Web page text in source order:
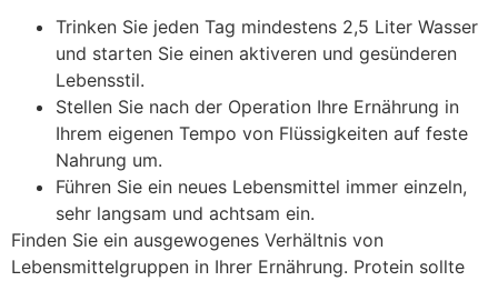
Trinken Sie jeden Tag mindestens 2,5 Liter Wasser
und starten Sie einen aktiveren und gesünderen
Lebensstil.
Stellen Sie nach der Operation Ihre Ernährung in
Ihrem eigenen Tempo von Flüssigkeiten auf feste
Nahrung um.
Führen Sie ein neues Lebensmittel immer einzeln,
sehr langsam und achtsam ein.
Finden Sie ein ausgewogenes Verhältnis von
Lebensmittelgruppen in Ihrer Ernährung. Protein sollte